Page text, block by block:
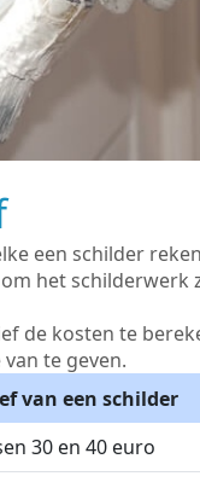
een schilder
het schilderwerk
de kosten te
te geven.
van een schilder
30 en 40 euro